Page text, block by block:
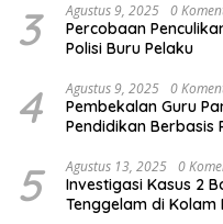
3 Agustus 9, 2025 0
Percobaan
Polisi Buru Pelaku
4 Agustus 9, 2025 0
Pembekalan Guru
Pendidikan Berbasis
5 Agustus 13, 2025 0
Investigasi Kasus 2
Tenggelam di Kolam